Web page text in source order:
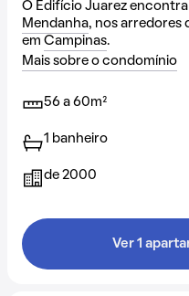
O Edifício Juarez
Mendanha, nos arredores
em Campinas.
Mais sobre o condomínio
56 a 60m²
1 banheiro
de 2000
Ver 1